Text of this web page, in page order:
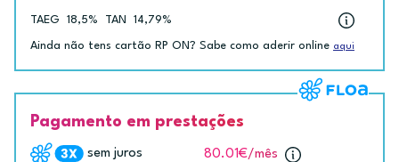
TAEG 18,5% TAN 14,79%
Ainda não tens cartão RP ON? Sabe como aderir online aqui
Pagamento em prestações
sem juros 80.01€/mês